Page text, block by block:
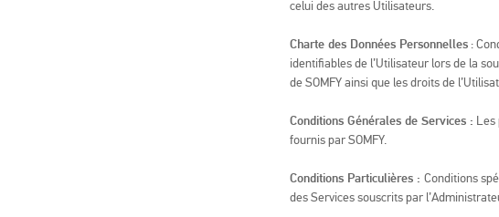
celui des autres Utilisateurs.
Charte des Données Personnelles :
identifiables de l’Utilisateur lors de la
de SOMFY ainsi que les droits de
Conditions Générales de Services : Les
fournis par SOMFY.
Conditions Particulières : Conditions
des Services souscrits par